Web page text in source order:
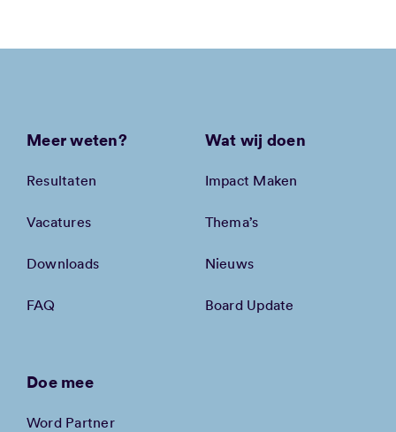
Meer weten?
Resultaten
Vacatures
Downloads
FAQ
Wat wij doen
Impact Maken
Thema’s
Nieuws
Board Update
Doe mee
Word Partner